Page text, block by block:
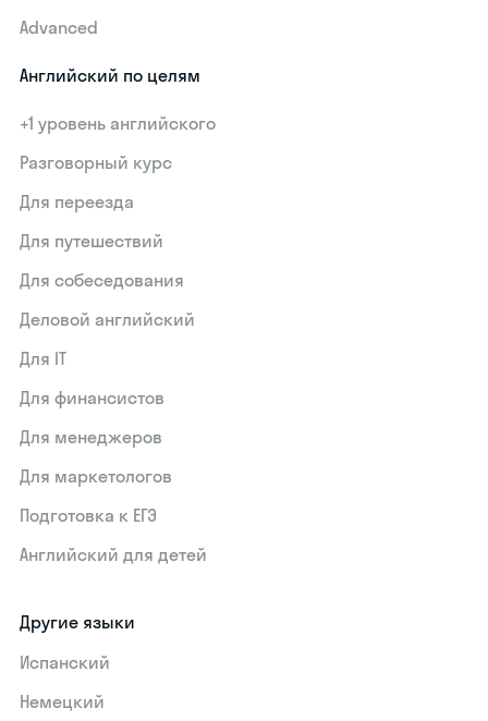
Advanced
Английский по целям
+1 уровень английского
Разговорный курс
Для переезда
Для путешествий
Для собеседования
Деловой английский
Для IT
Для финансистов
Для менеджеров
Для маркетологов
Подготовка к ЕГЭ
Английский для детей
Другие языки
Испанский
Немецкий